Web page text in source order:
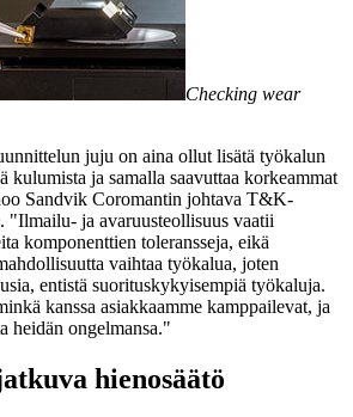
Checking wear
juju on aina ollut lisätä työkalun
kulumista ja samalla saavuttaa korkeammat
Sandvik Coromantin johtava T&K-
"Ilmailu- ja avaruusteollisuus vaatii
komponenttien toleransseja, eikä
vaihtaa työkalua, joten
entistä suorituskykyisempiä työkaluja.
kanssa asiakkaamme kamppailevat, ja
heidän ongelmansa."
hienosäätö